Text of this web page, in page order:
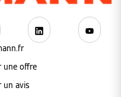
une offre
un avis